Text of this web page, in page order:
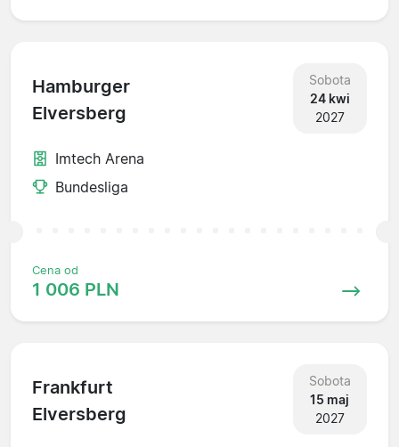
Hamburger
Elversberg
Sobota
24 kwi
2027
Imtech Arena
Bundesliga
Cena od
1 006 PLN
Frankfurt
Elversberg
Sobota
15 maj
2027